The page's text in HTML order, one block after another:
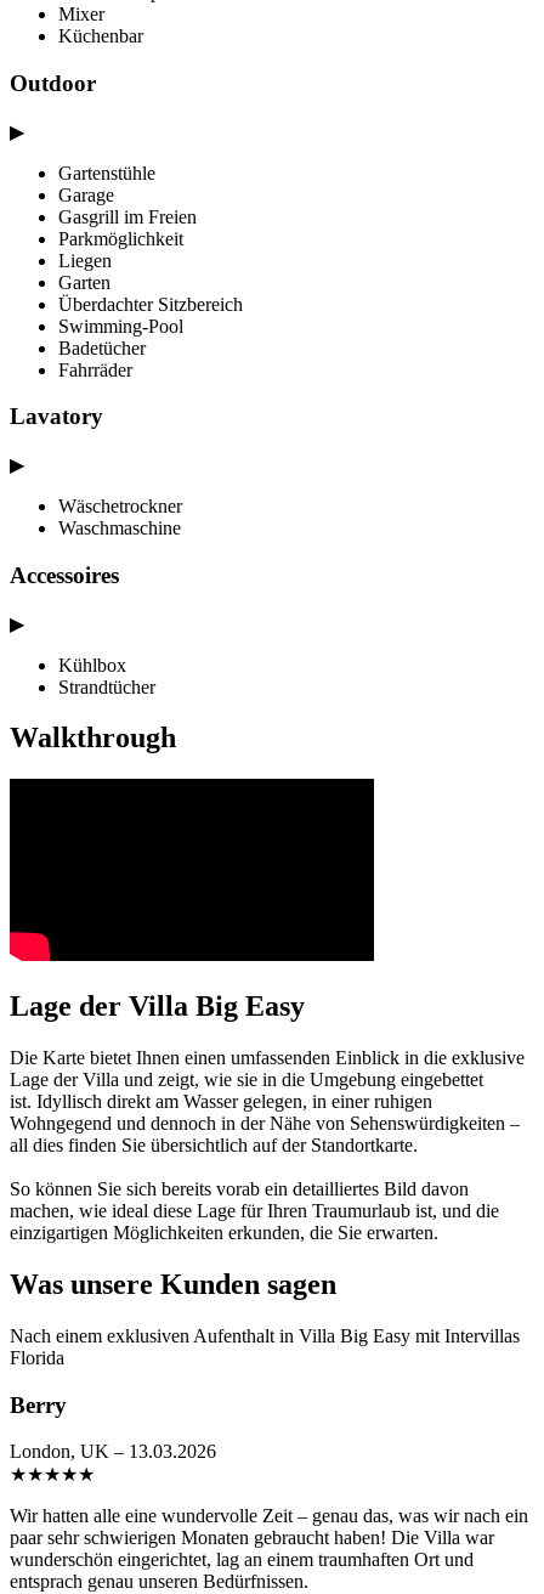
Mixer
Küchenbar
Outdoor
▶
Gartenstühle
Garage
Gasgrill im Freien
Parkmöglichkeit
Liegen
Garten
Überdachter Sitzbereich
Swimming-Pool
Badetücher
Fahrräder
Lavatory
▶
Wäschetrockner
Waschmaschine
Accessoires
▶
Kühlbox
Strandtücher
Walkthrough
Lage der Villa Big Easy
Die Karte bietet Ihnen einen umfassenden Einblick in die exklusive
Lage der Villa und zeigt, wie sie in die Umgebung eingebettet
ist. Idyllisch direkt am Wasser gelegen, in einer ruhigen
Wohngegend und dennoch in der Nähe von Sehenswürdigkeiten –
all dies finden Sie übersichtlich auf der Standortkarte.
So können Sie sich bereits vorab ein detailliertes Bild davon
machen, wie ideal diese Lage für Ihren Traumurlaub ist, und die
einzigartigen Möglichkeiten erkunden, die Sie erwarten.
Was unsere Kunden sagen
Nach einem exklusiven Aufenthalt in Villa Big Easy mit Intervillas
Florida
Berry
London, UK – 13.03.2026
★★★★★
Wir hatten alle eine wundervolle Zeit – genau das, was wir nach ein
paar sehr schwierigen Monaten gebraucht haben! Die Villa war
wunderschön eingerichtet, lag an einem traumhaften Ort und
entsprach genau unseren Bedürfnissen.